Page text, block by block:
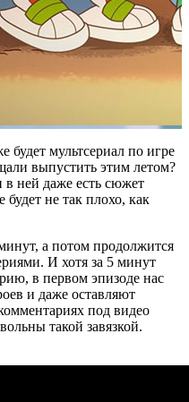
будет мультсериал по игре
выпустить этим летом?
в ней даже есть сюжет
не так плохо, как
а потом продолжится
И хотя за 5 минут
в первом эпизоде нас
и даже оставляют
под видео
такой завязкой.